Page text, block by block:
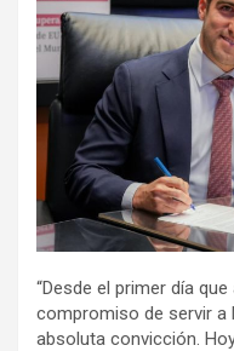
“Desde el primer día
compromiso de servir a
absoluta convicción.